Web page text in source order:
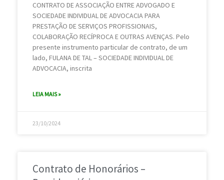
CONTRATO DE ASSOCIAÇÃO ENTRE ADVOGADO E
SOCIEDADE INDIVIDUAL DE ADVOCACIA PARA
PRESTAÇÃO DE SERVIÇOS PROFISSIONAIS,
COLABORAÇÃO RECÍPROCA E OUTRAS AVENÇAS. Pelo
presente instrumento particular de contrato, de um
lado, FULANA DE TAL – SOCIEDADE INDIVIDUAL DE
ADVOCACIA, inscrita
LEIA MAIS »
23/10/2024
Contrato de Honorários –